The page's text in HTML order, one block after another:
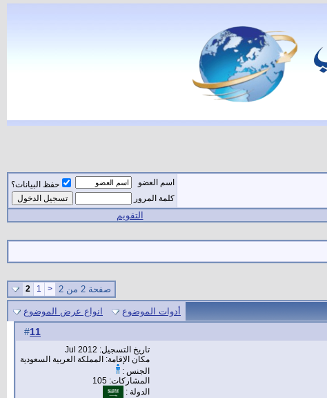
اسم العضو
حفظ البيانات؟
كلمة المرور
التقويم
صفحة 2 من 2 <
1
2
أدوات الموضوع انواع عرض الموضوع
11
تاريخ التسجيل: Jul 2012
مكان الإقامة: المملكة العربية السعودية
الجنس :
المشاركات: 105
الدولة :